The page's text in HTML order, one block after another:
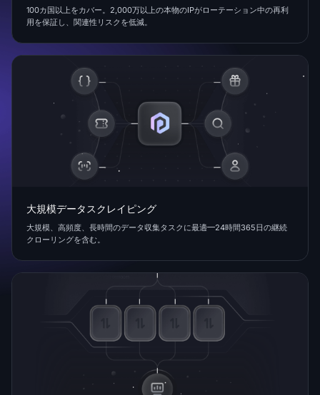
100カ国以上をカバー。2,000万以上の本物のIPがローテーション中の再利
用を保証し、関連性リスクを低減。
大規模データスクレイピング
大規模、高頻度、長時間のデータ収集タスクに最適—24時間365日の継続
クローリングを含む。